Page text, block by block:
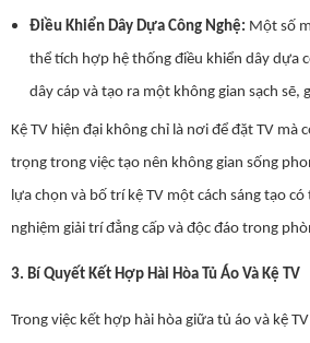
Điều Khiển Dây Dựa Công Nghệ: Một số
thể tích hợp hệ thống điều khiển dây dựa
dây cáp và tạo ra một không gian sạch sẽ,
Kệ TV hiện đại không chỉ là nơi để đặt TV mà
trọng trong việc tạo nên không gian sống
lựa chọn và bố trí kệ TV một cách sáng tạo
nghiệm giải trí đẳng cấp và độc đáo trong
3. Bí Quyết Kết Hợp Hài Hòa Tủ Áo Và Kệ TV
Trong việc kết hợp hài hòa giữa tủ áo và kệ